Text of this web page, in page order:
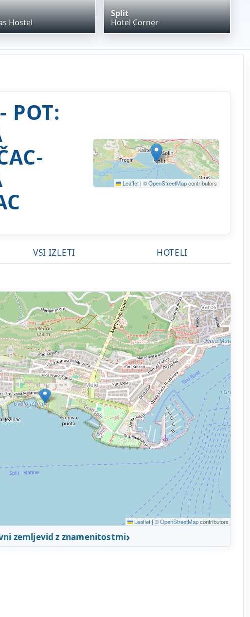
Hostel
Split
Hotel Corner
POT:
Leaflet | ©OpenStreetMapcontributors
VSI IZLETI HOTELI
Leaflet | ©OpenStreetMapcontributors
zemljevid z znamenitostmi